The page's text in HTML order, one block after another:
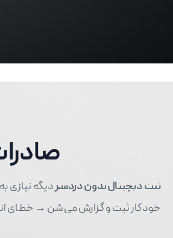
ثبت دیجیتال بدون دردسردیگه نیازی
خودکار ثبت و گزارش می‌شن → خطای